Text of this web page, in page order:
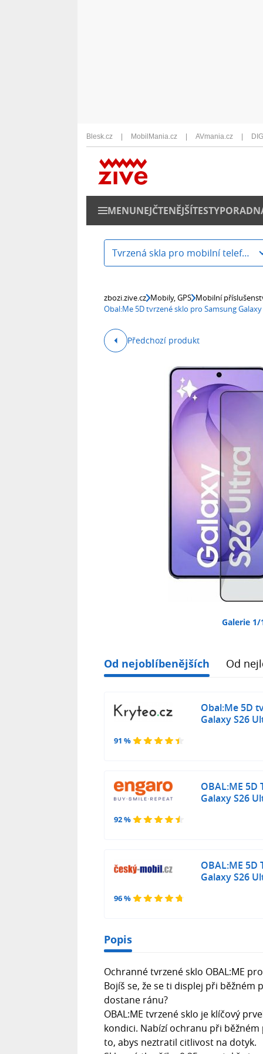
Blesk.cz MobilMania.cz AVmania.cz
MENUNEJČTENĚJŠÍTESTY
Tvrzená skla pro mobilní telefony
zbozi.zive.cz Mobily, GPS Mobilní
Obal:Me 5D tvrzené sklo pro Samsung
Předchozí produkt
Galerie 1/
Od nejoblíbenějších Od
91 %
Obal:Me 5D
Galaxy S26
92 %
OBAL:ME
Galaxy S26
96 %
OBAL:ME 5D
Galaxy S26
Popis
Ochranné tvrzené sklo OBAL:ME
Bojíš se, že se ti displej při
dostane ránu?
OBAL:ME tvrzené sklo je klíčový
kondici. Nabízí ochranu při
to, abys neztratil citlivost na dotyk.